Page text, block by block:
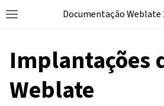
Documentação Weblate
Implantações
Weblate